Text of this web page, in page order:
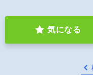
気になる